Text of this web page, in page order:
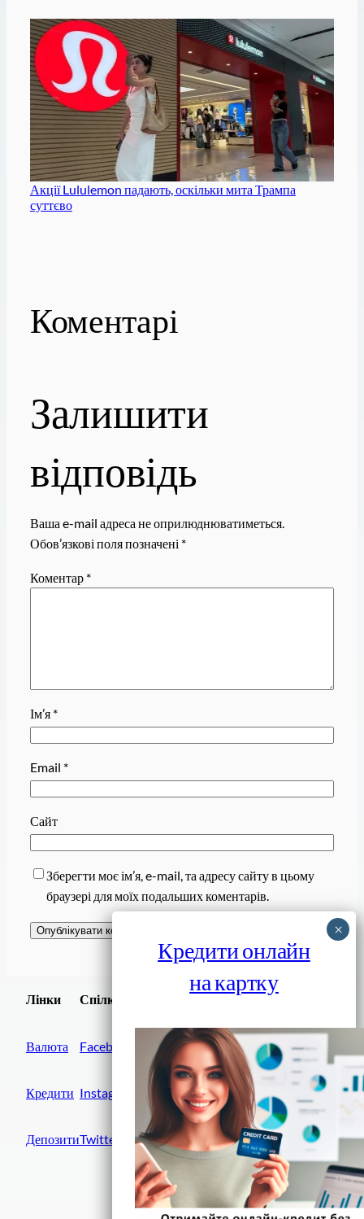
Акції Lululemon падають, оскільки мита Трампа
суттєво
Коментарі
Залишити
відповідь
Ваша e-mail адреса не оприлюднюватиметься.
Обов’язкові поля позначені *
Коментар *
Ім’я *
Email *
Сайт
Зберегти моє ім’я, e-mail, та адресу сайту в цьому
браузері для моїх подальших коментарів.
Лінки
Валюта
Кредити
Депозити
Спілки
Facebook
Instagram
Twitter
Завантажити
Фінанси IN UA
Кредити онлайн
на картку